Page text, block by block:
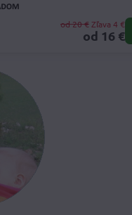
od 16 €
od 20 €Zľava 4 €